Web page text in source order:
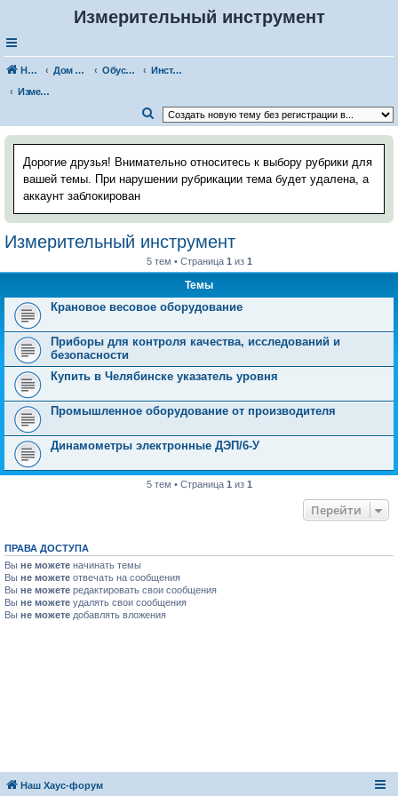
Измерительный инструмент
Наш Хаус-форум Дом и стройка Обустройство, дизайн помещений
Инструменты и оборудование
Измерительный инструмент
о
с
Дорогие друзья! Внимательно относитесь к выбору рубрики для
вашей темы. При нарушении рубрикации тема будет удалена, а
аккаунт заблокирован
Измерительный инструмент
5 тем • Страница 1 из 1
Темы
Крановое весовое оборудование
Приборы для контроля качества, исследований и
безопасности
Купить в Челябинске указатель уровня
Промышленное оборудование от производителя
Динамометры электронные ДЭП/6-У
5 тем • Страница 1 из 1
Перейти
ПРАВА ДОСТУПА
Вы не можете начинать темы
Вы не можете отвечать на сообщения
Вы не можете редактировать свои сообщения
Вы не можете удалять свои сообщения
Вы не можете добавлять вложения
Наш Хаус-форум